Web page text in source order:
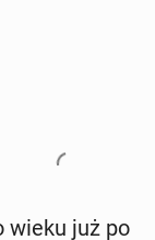
wieku już po